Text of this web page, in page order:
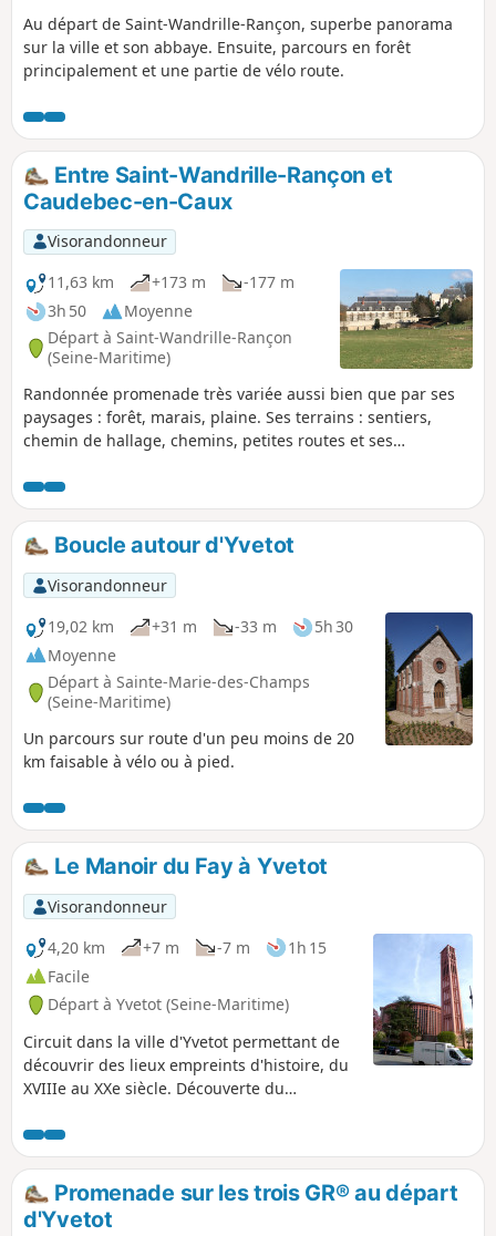
Au départ de Saint-Wandrille-Rançon, superbe panorama
sur la ville et son abbaye. Ensuite, parcours en forêt
principalement et une partie de vélo route.
Entre Saint-Wandrille-Rançon et
Caudebec-en-Caux
Visorandonneur
11,63 km
+173 m
-177 m
3h 50
Moyenne
Départ à Saint-Wandrille-Rançon
(Seine-Maritime)
Randonnée promenade très variée aussi bien que par ses
paysages : forêt, marais, plaine. Ses terrains : sentiers,
chemin de hallage, chemins, petites routes et ses
bourg.
Boucle autour d'Yvetot
Visorandonneur
19,02 km
+31 m -33 m
5h 30
Moyenne
Départ à Sainte-Marie-des-Champs
(Seine-Maritime)
Un parcours sur route d'un peu moins de 20
km faisable à vélo ou à pied.
Le Manoir du Fay à Yvetot
Visorandonneur
4,20 km
+7 m -7 m
1h 15
Facile
Départ à Yvetot (Seine-Maritime)
Circuit dans la ville d'Yvetot permettant de
découvrir des lieux empreints d'histoire, du
XVIIIe au XXe siècle. Découverte du
parcours comme une balade avec des
enfants, des personnes âgées où des
personnes à mobilités réduites.
Promenade sur les trois GR® au départ
d'Yvetot